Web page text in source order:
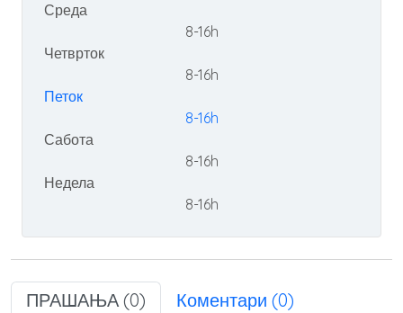
Среда
8-16h
Четврток
8-16h
Петок
8-16h
Сабота
8-16h
Недела
8-16h
ПРАШАЊА (0) Коментари (0)